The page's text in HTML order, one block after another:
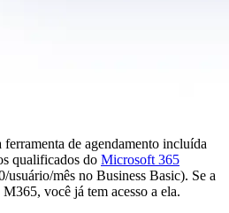
ferramenta de agendamento incluída
qualificados do Microsoft 365
usuário/mês no Business Basic). Se a
você já tem acesso a ela.